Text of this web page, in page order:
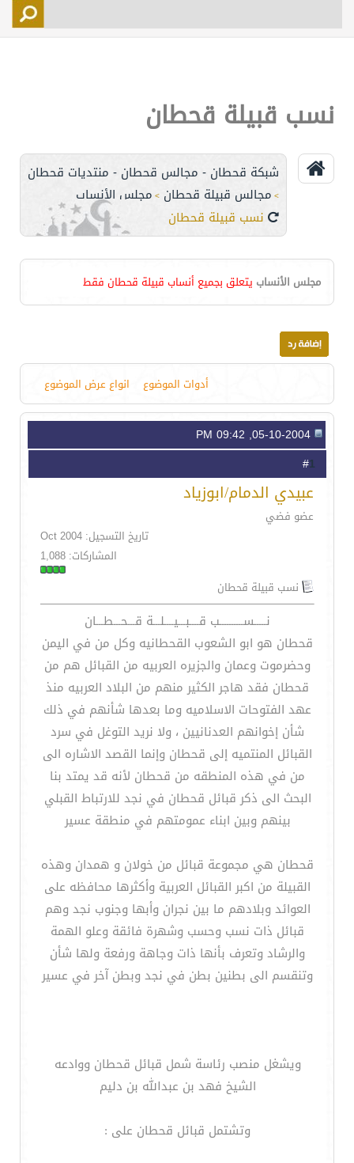
اتصل بنا
نسب قبيلة قحطان
شبكة قحطان - مجالس قحطان - منتديات قحطان
> مجالس قبيلة قحطان > مجلس الأنساب
نسب قبيلة قحطان
مجلس الأنساب يتعلق بجميع أنساب قبيلة قحطان فقط
أدوات الموضوع انواع عرض الموضوع
1
عبيدي الدمام/ابوزياد
عضو فضي
تاريخ التسجيل: Oct 2004
المشاركات: 1,088
نسب قبيلة قحطان
نـــــســــــــــب قــــبـــيــــلـــة قـــحـــطـــان
قحطان هو ابو الشعوب القحطانيه وكل من في اليمن
وحضرموت وعمان والجزيره العربيه من القبائل هم من
قحطان فقد هاجر الكثير منهم من البلاد العربيه منذ
عهد الفتوحات الاسلاميه وما بعدها شأنهم في ذلك
شأن إخوانهم العدنانيين ، ولا نريد التوغل في سرد
القبائل المنتميه إلى قحطان وإنما القصد الاشاره الى
من في هذه المنطقه من قحطان لأنه قد يمتد بنا
البحث الى ذكر قبائل قحطان في نجد للارتباط القبلي
بينهم وبين ابناء عمومتهم في منطقة عسير
قحطان هي مجموعة قبائل من خولان و همدان وهذه
القبيلة من اكبر القبائل العربية وأكثرها محافظه على
العوائد وبلادهم ما بين نجران وأبها وجنوب نجد وهم
قبائل ذات نسب وحسب وشهرة فائقة وعلو الهمة
والرشاد وتعرف بأنها ذات وجاهة ورفعة ولها شأن
وتنقسم الى بطنين بطن في نجد وبطن آخر في عسير
ويشغل منصب رئاسة شمل قبائل قحطان ووادعه
الشيخ فهد بن عبدالله بن دليم
وتشتمل قبائل قحطان على :